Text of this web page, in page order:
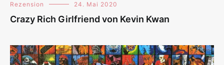
Rezension 24. Mai 2020
Crazy Rich Girlfriend von Kevin Kwan